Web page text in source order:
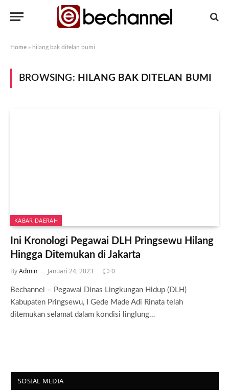
Home » hilang bak ditelan bumi
BROWSING: HILANG BAK DITELAN BUMI
KABAR DAERAH
Ini Kronologi Pegawai DLH Pringsewu Hilang
Hingga Ditemukan di Jakarta
ByAdmin Januari 24, 2023 0
Bechannel – Pegawai Dinas Lingkungan Hidup (DLH)
Kabupaten Pringsewu, I Gede Made Adi Rinata telah
ditemukan selamat dalam kondisi linglung…
SOSIAL MEDIA